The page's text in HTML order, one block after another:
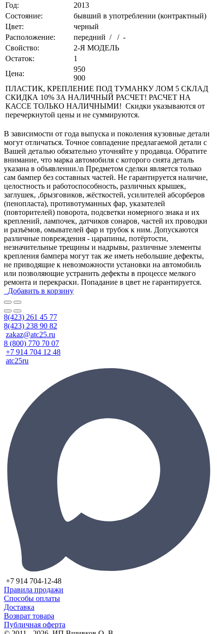
Год:
2013
Состояние:
бывший в употреблении (контрактный)
Цвет:
черный
Расположение:
передний / / -
Свойство:
2-Я МОДЕЛЬ
Остаток:
1
Цена:
950
900
ПЛАСТИК, КРЕПЛЕНИЕ ПОД ТУМАНКУ ЛОМ 5 СКЛАД
СКИДКА 10% ЗА НАЛИЧНЫЙ РАСЧЕТ! РАСЧЕТ НА
КАССЕ ТОЛЬКО НАЛИЧНЫМИ! Скидки указываются от
перечеркнутой цены и не суммируются.
В зависимости от года выпуска и поколения кузовные детали
могут отличаться. Точное совпадение предлагаемой детали с
Вашей деталью обязательно уточняйте у продавца. Обратите
внимание, что марка автомобиля с которого снята деталь
указана в объявлении.\n Предметом сделки является только
сам бампер без составных частей. Не гарантируется наличие,
целостность и работоспособность, различных крышек,
заглушек, ,брызговиков, жёсткостей, усилителей абсорберов
(пенопласта), противотуманных фар, указателей
(повторителей) поворота, подсветки номерного знака и их
креплений, лампочек, датчиков сонаров, частей их проводки
и разъёмов, омывателей фар и трубок к ним. Допускаются
различные повреждения - царапины, потёртости,
незначительные трещины и надрывы, различные элементы
крепления бампера могут так же иметь небольшие дефекты,
не приводящие к невозможности установки на автомобиль
или позволяющие устранить дефекты в процессе мелкого
ремонта и перекраски. Попадание в цвет не гарантируется.
Добавить в корзину
8(423) 261 45 77
8(423) 238 90 82
zakaz@atc25.ru
8 (800) 770 70 07
+7 914 704 12 48
atc25ru
+7 914 704-12-48
Правила продажи
Способы оплаты
Доставка
Возврат товара
Публичная оферта